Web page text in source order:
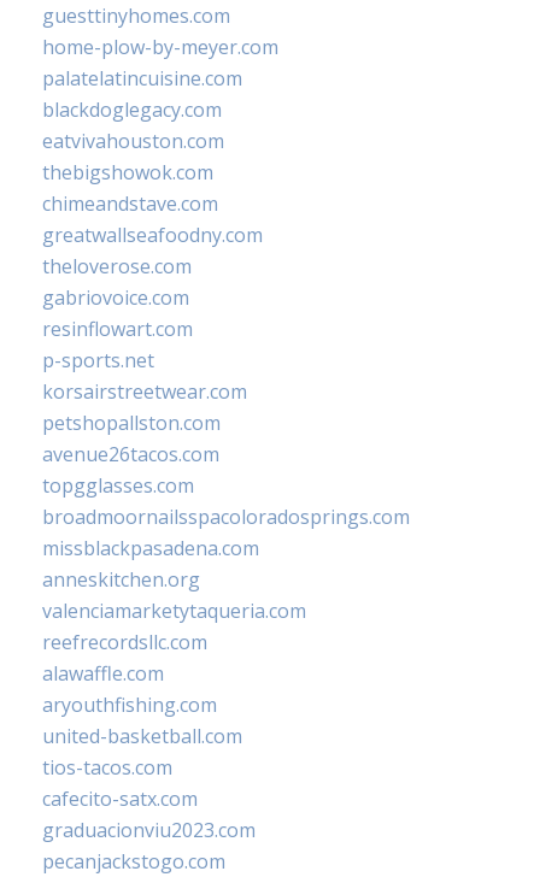
guesttinyhomes.com
home-plow-by-meyer.com
palatelatincuisine.com
blackdoglegacy.com
eatvivahouston.com
thebigshowok.com
chimeandstave.com
greatwallseafoodny.com
theloverose.com
gabriovoice.com
resinflowart.com
p-sports.net
korsairstreetwear.com
petshopallston.com
avenue26tacos.com
topgglasses.com
broadmoornailsspacoloradosprings.com
missblackpasadena.com
anneskitchen.org
valenciamarketytaqueria.com
reefrecordsllc.com
alawaffle.com
aryouthfishing.com
united-basketball.com
tios-tacos.com
cafecito-satx.com
graduacionviu2023.com
pecanjackstogo.com